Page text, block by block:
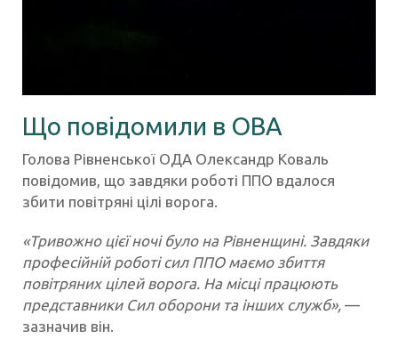
Що повідомили в ОВА
Голова Рівненської ОДА Олександр Коваль
повідомив, що завдяки роботі ППО вдалося
збити повітряні цілі ворога.
«Тривожно цієї ночі було на Рівненщині. Завдяки
професійній роботі сил ППО маємо збиття
повітряних цілей ворога. На місці працюють
представники Сил оборони та інших служб», —
зазначив він.